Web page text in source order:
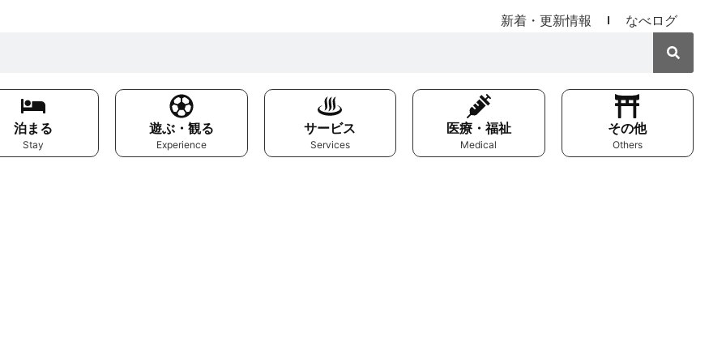
新着・更新情報 なべログ
泊まる
Stay
遊ぶ・観る
Experience
サービス
Services
医療・福祉
Medical
その他
Others